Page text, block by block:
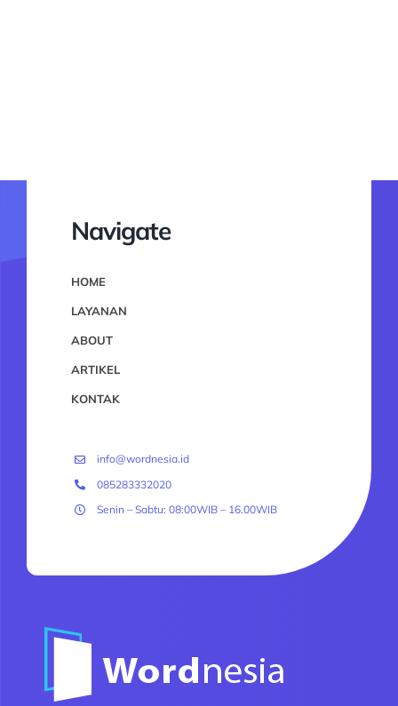
Navigate
HOME
LAYANAN
ABOUT
ARTIKEL
KONTAK
info@wordnesia.id
085283332020
Senin – Sabtu: 08:00WIB – 16.00WIB